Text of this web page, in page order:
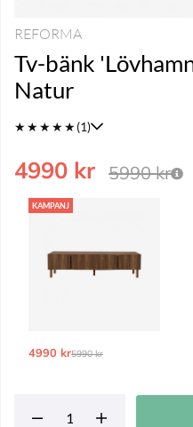
REFORMA
Tv-bänk
Natur
★★★★★(1)
5990kr
4990 kr
KAMPANJ
4990 krOrdinarie pris:
5990 kr